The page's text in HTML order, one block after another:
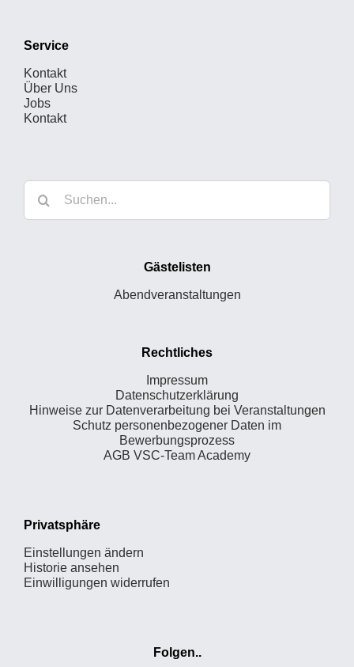
Service
Kontakt
Über Uns
Jobs
Kontakt
Suche
nach:
Gästelisten
Abendveranstaltungen
Rechtliches
Impressum
Datenschutzerklärung
Hinweise zur Datenverarbeitung bei Veranstaltungen
Schutz personenbezogener Daten im
Bewerbungsprozess
AGB VSC-Team Academy
Privatsphäre
Einstellungen ändern
Historie ansehen
Einwilligungen widerrufen
Folgen..